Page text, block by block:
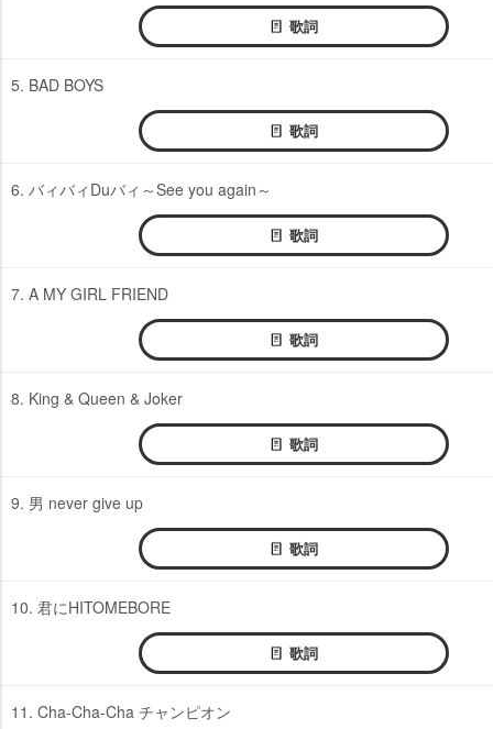
歌詞
5. BAD BOYS
歌詞
6. バィバィDuバィ～See you again～
歌詞
7. A MY GIRL FRIEND
歌詞
8. King & Queen & Joker
歌詞
9. 男 never give up
歌詞
10. 君にHITOMEBORE
歌詞
11. Cha-Cha-Cha チャンピオン